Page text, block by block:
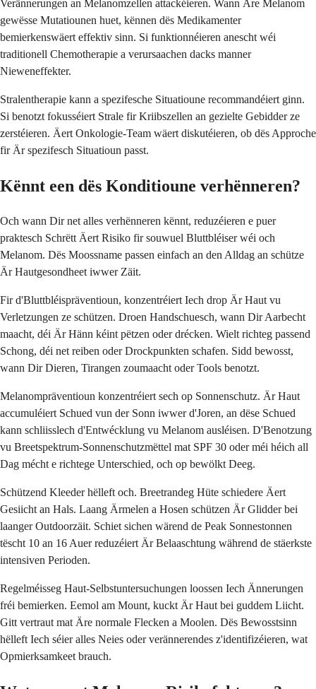
Verännerungen an Melanomzellen attackéieren. Wann Äre Melanom
gewësse Mutatiounen huet, kënnen dës Medikamenter
bemierkenswäert effektiv sinn. Si funktionnéieren anescht wéi
traditionell Chemotherapie a verursaachen dacks manner
Nieweneffekter.
Stralentherapie kann a spezifesche Situatioune recommandéiert ginn.
Si benotzt fokusséiert Strale fir Kriibszellen an gezielte Gebidder ze
zerstéieren. Äert Onkologie-Team wäert diskutéieren, ob dës Approche
fir Är spezifesch Situatioun passt.
Kënnt een dës Konditioune verhënneren?
Och wann Dir net alles verhënneren kënnt, reduzéieren e puer
praktesch Schrëtt Äert Risiko fir souwuel Bluttbléiser wéi och
Melanom. Dës Moossname passen einfach an den Alldag an schütze
Är Hautgesondheet iwwer Zäit.
Fir d'Bluttbléispräventioun, konzentréiert Iech drop Är Haut vu
Verletzungen ze schützen. Droen Handschuesch, wann Dir Aarbecht
maacht, déi Är Hänn kéint pëtzen oder drécken. Wielt richteg passend
Schong, déi net reiben oder Drockpunkten schafen. Sidd bewosst,
wann Dir Dieren, Tirangen zoumaacht oder Tools benotzt.
Melanompräventioun konzentréiert sech op Sonnenschutz. Är Haut
accumuléiert Schued vun der Sonn iwwer d'Joren, an dëse Schued
kann schliisslech d'Entwécklung vu Melanom ausléisen. D'Benotzung
vu Breetspektrum-Sonnenschutzmëttel mat SPF 30 oder méi héich all
Dag mécht e richtege Unterschied, och op bewölkt Deeg.
Schützend Kleeder hëlleft och. Breetrandeg Hüte schiedere Äert
Gesiicht an Hals. Laang Ärmelen a Hosen schützen Är Glidder bei
laanger Outdoorzäit. Schiet sichen wärend de Peak Sonnestonnen
tëscht 10 an 16 Auer reduzéiert Är Belaaschtung während de stäerkste
intensiven Perioden.
Regelméisseg Haut-Selbstuntersuchungen loossen Iech Ännerungen
fréi bemierken. Eemol am Mount, kuckt Är Haut bei guddem Liicht.
Gitt vertraut mat Äre normale Flecken a Moolen. Dës Bewosstsinn
hëlleft Iech séier alles Neies oder verännerendes z'identifizéieren, wat
Opmierksamkeet brauch.